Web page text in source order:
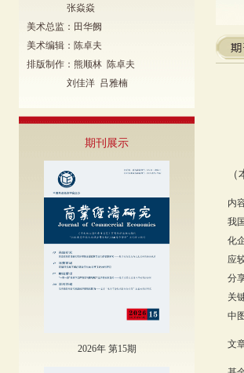
张焱焱
美术总监：田华阙
美术编辑：陈卓夫
排版制作：熊顺林 陈卓夫
刘佳洋 吕雅楠
期刊展示
2026年 第15期
内
我
化
应
分
关
中
文